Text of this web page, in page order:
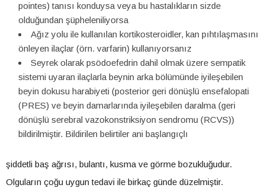
pointes) tanısı konduysa veya bu hastalıkların sizde
olduğundan şüpheleniliyorsa
Ağız yolu ile kullanılan kortikosteroidler, kan pıhtılaşmasını
önleyen ilaçlar (örn. varfarin) kullanıyorsanız
Seyrek olarak psödoefedrin dahil olmak üzere sempatik
sistemi uyaran ilaçlarla beynin arka bölümünde iyileşebilen
beyin dokusu harabiyeti (posterior geri dönüşlü ensefalopati
(PRES) ve beyin damarlarında iyileşebilen daralma (geri
dönüşlü serebral vazokonstriksiyon sendromu (RCVS))
bildirilmiştir. Bildirilen belirtiler ani başlangıçlı
şiddetli baş ağrısı, bulantı, kusma ve görme bozukluğudur.
Olguların çoğu uygun tedavi ile birkaç günde düzelmiştir.